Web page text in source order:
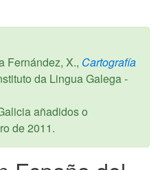
Fernández, X., Cartografía
da Lingua Galega -
añadidos o
de 2011.